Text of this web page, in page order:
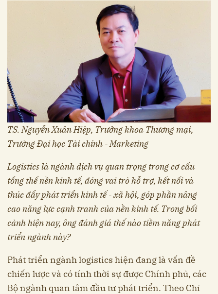
TS. Nguyễn Xuân Hiệp, Trưởng khoa Thương mại,
Trường Đại học Tài chính - Marketing
Logistics là ngành dịch vụ quan trọng trong cơ cấu
tổng thể nền kinh tế, đóng vai trò hỗ trợ, kết nối và
thúc đẩy phát triển kinh tế - xã hội, góp phần nâng
cao năng lực cạnh tranh của nền kinh tế. Trong bối
cảnh hiện nay, ông đánh giá thế nào tiềm năng phát
triển ngành này?
Phát triển ngành logistics hiện đang là vấn đề
chiến lược và có tính thời sự được Chính phủ, các
Bộ ngành quan tâm đầu tư phát triển. Theo Chỉ